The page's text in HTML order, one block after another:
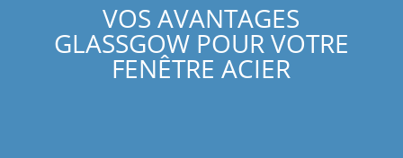
VOS AVANTAGES
GLASSGOW POUR VOTRE
FENÊTRE ACIER